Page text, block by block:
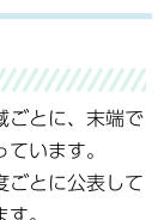
ごとに、末端で
います。
ごとに公表して
。